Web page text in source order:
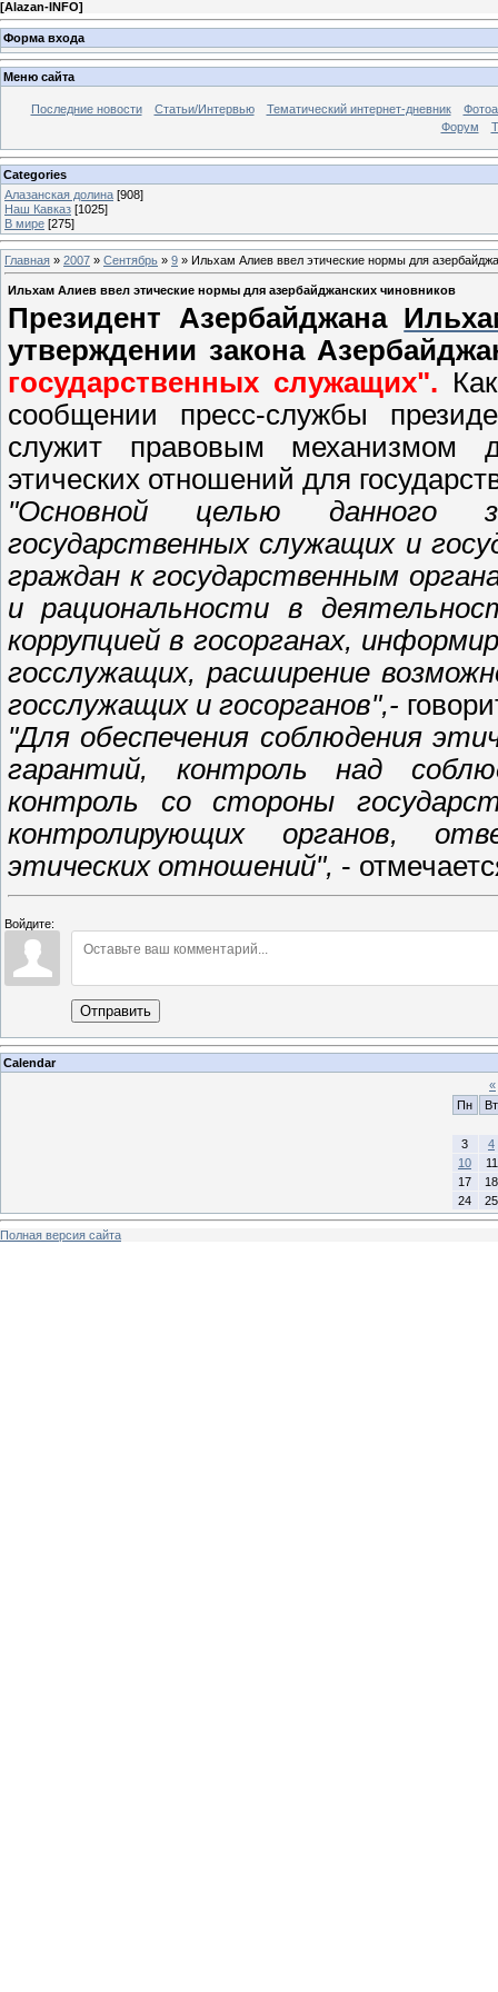
[Alazan-INFO]
Форма входа
Меню сайта
Последние новости Статьи/Интервью Тематический интернет-дневник
Форум
Categories
Алазанская долина [908]
Наш Кавказ [1025]
В мире [275]
Главная » 2007 » Сентябрь » 9 » Ильхам Алиев ввел этические нормы для
Ильхам Алиев ввел этические нормы для азербайджанских чиновников
Президент Азербайджана
утверждении закона
государственных служащих".
сообщении пресс-службы
служит правовым механизмом
этических отношений для
"Основной целью данного
государственных служащих и
граждан к государственным
и рациональности в
коррупцией в госорганах,
госслужащих, расширение
госслужащих и госорганов",-
"Для обеспечения соблюдения
гарантий, контроль над
контроль со стороны
контролирующих органов,
этических отношений", -
Войдите:
Отправить
Calendar
«
Пн
Вт
3
4
10
11
17
18
24
25
Полная версия сайта